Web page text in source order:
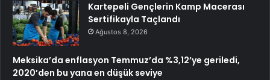
Kartepeli Gençlerin Kamp Macerası
Sertifikayla Taçlandı
Ağustos 8, 2026
Meksika’da enflasyon Temmuz’da %3,12’ye geriledi,
2020’den bu yana en düşük seviye